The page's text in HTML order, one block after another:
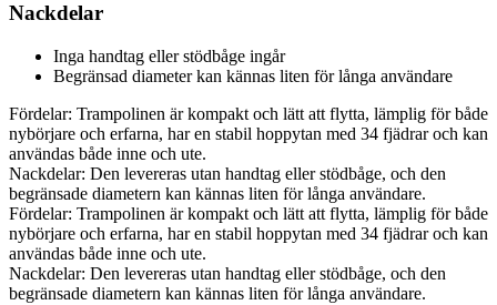
Nackdelar
Inga handtag eller stödbåge ingår
Begränsad diameter kan kännas liten för långa användare
Fördelar: Trampolinen är kompakt och lätt att flytta, lämplig för både
nybörjare och erfarna, har en stabil hoppytan med 34 fjädrar och kan
användas både inne och ute.
Nackdelar: Den levereras utan handtag eller stödbåge, och den
begränsade diametern kan kännas liten för långa användare.
Fördelar: Trampolinen är kompakt och lätt att flytta, lämplig för både
nybörjare och erfarna, har en stabil hoppytan med 34 fjädrar och kan
användas både inne och ute.
Nackdelar: Den levereras utan handtag eller stödbåge, och den
begränsade diametern kan kännas liten för långa användare.